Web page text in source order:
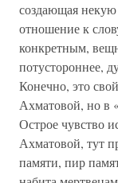
создающая
отношение к
конкретным,
потустороннее,
Конечно, это
Ахматовой, но в
Острое чувство
Ахматовой, тут
памяти, пир